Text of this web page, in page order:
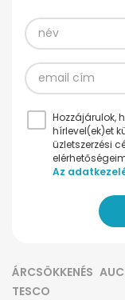
Hozzájárulok,
hírlevel(ek)et
üzletszerzési
Az
ÁRCSÖKKENÉS
TESCO